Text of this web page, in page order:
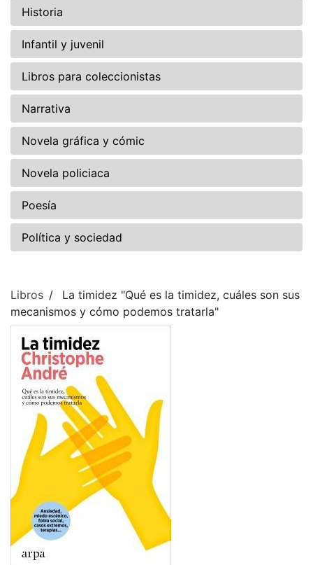
Historia
Infantil y juvenil
Libros para coleccionistas
Narrativa
Novela gráfica y cómic
Novela policiaca
Poesía
Política y sociedad
Libros
La timidez "Qué es la timidez, cuáles son sus
mecanismos y cómo podemos tratarla"